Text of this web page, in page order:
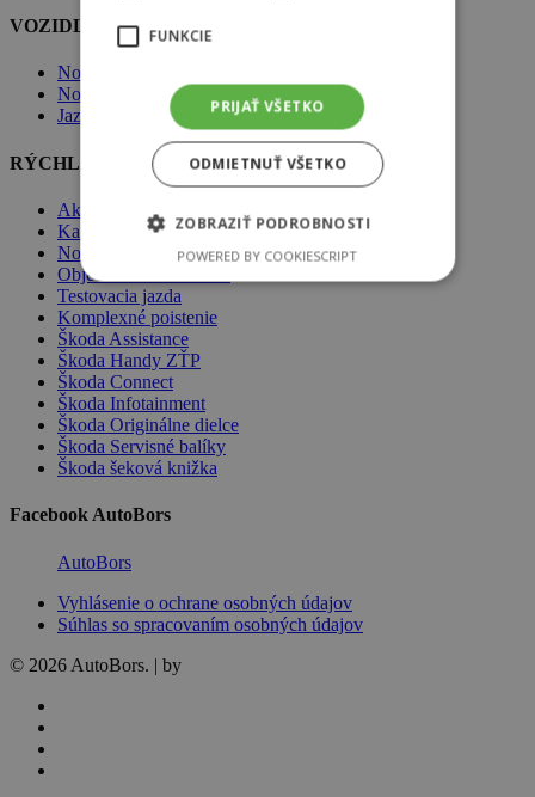
VOZIDLÁ ŠKODA
Nové vozidlá Škoda
Nové vozidlá skladom
Jazdené vozidlá skladom
RÝCHLA NAVIGÁCIA
Akcie
Kariéra
Novinky
Objednávka do servisu
Testovacia jazda
Komplexné poistenie
Škoda Assistance
Škoda Handy ZŤP
Škoda Connect
Škoda Infotainment
Škoda Originálne dielce
Škoda Servisné balíky
Škoda šeková knižka
Facebook AutoBors
AutoBors
Vyhlásenie o ochrane osobných údajov
Súhlas so spracovaním osobných údajov
© 2026 AutoBors. | by
FUNKCIE
PRIJAŤ VŠETKO
ODMIETNUŤ VŠETKO
ZOBRAZIŤ PODROBNOSTI
POWERED BY COOKIESCRIPT